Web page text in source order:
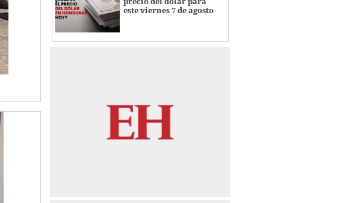
este viernes 7 de agosto